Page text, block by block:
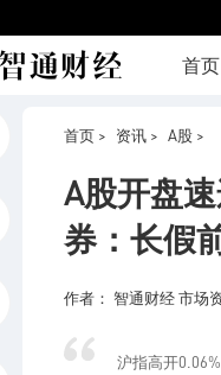
首页
首页 > 资讯 > A股 >
A股开盘
券：长假
作者： 智通财经 市场
沪指高开